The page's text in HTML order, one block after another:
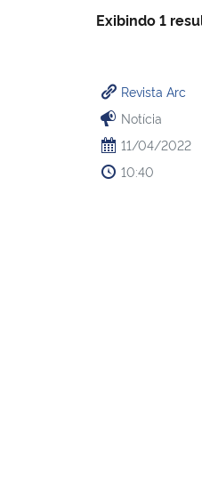
Exibindo 1
Revista Arc
Notícia
11/04/2022
10:40